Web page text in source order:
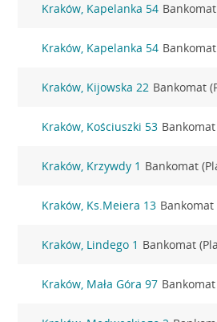
Kraków, Kapelanka 54
Kraków, Kapelanka 54
Kraków, Kijowska 22 Bankomat
Kraków, Kościuszki 53
Kraków, Krzywdy 1 Bankomat
Kraków, Ks.Meiera 13 Bankomat
Kraków, Lindego 1 Bankomat
Kraków, Mała Góra 97